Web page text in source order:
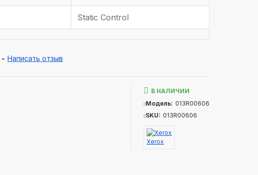
Static Control
- Написать отзыв
В НАЛИЧИИ
Модель: 013R00606
SKU: 013R00606
Xerox